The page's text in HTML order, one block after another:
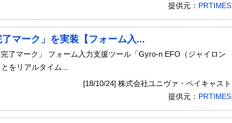
提供元： PRTIMES
マーク」を実装【フォーム入...
了マーク」 フォーム入力支援ツール「Gyro-n EFO（ジャイロン
をリアルタイム...
[18/10/24] 株式会社ユニヴァ・ペイキャスト
提供元： PRTIMES